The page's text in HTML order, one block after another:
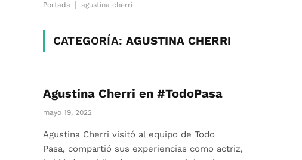
Portada agustina cherri
CATEGORÍA:AGUSTINA CHERRI
Agustina Cherri en #TodoPasa
mayo 19, 2022
Agustina Cherri visitó al equipo de Todo
Pasa, compartió sus experiencias como actriz,